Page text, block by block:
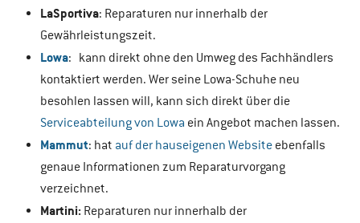
LaSportiva: Reparaturen nur innerhalb der
Gewährleistungszeit.
Lowa: kann direkt ohne den Umweg des Fachhändlers
kontaktiert werden. Wer seine Lowa-Schuhe neu
besohlen lassen will, kann sich direkt über die
Serviceabteilung von Lowa ein Angebot machen lassen.
Mammut: hat auf der hauseigenen Website ebenfalls
genaue Informationen zum Reparaturvorgang
verzeichnet.
Martini: Reparaturen nur innerhalb der